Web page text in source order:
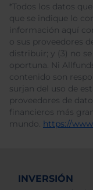
*Todos los datos
que se indique lo
información aquí
o sus proveedores
distribuir; y (3) no
oportuna. Ni
contenido son
surjan del uso de
proveedores de
financieros más
mundo. https://
INVERSIÓN